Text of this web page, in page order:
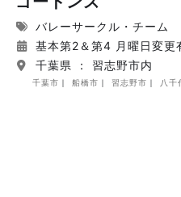
バレーサークル・チーム
基本第2＆第4 月曜日変更
千葉県 ： 習志野市内
千葉市 船橋市 習志野市 八千